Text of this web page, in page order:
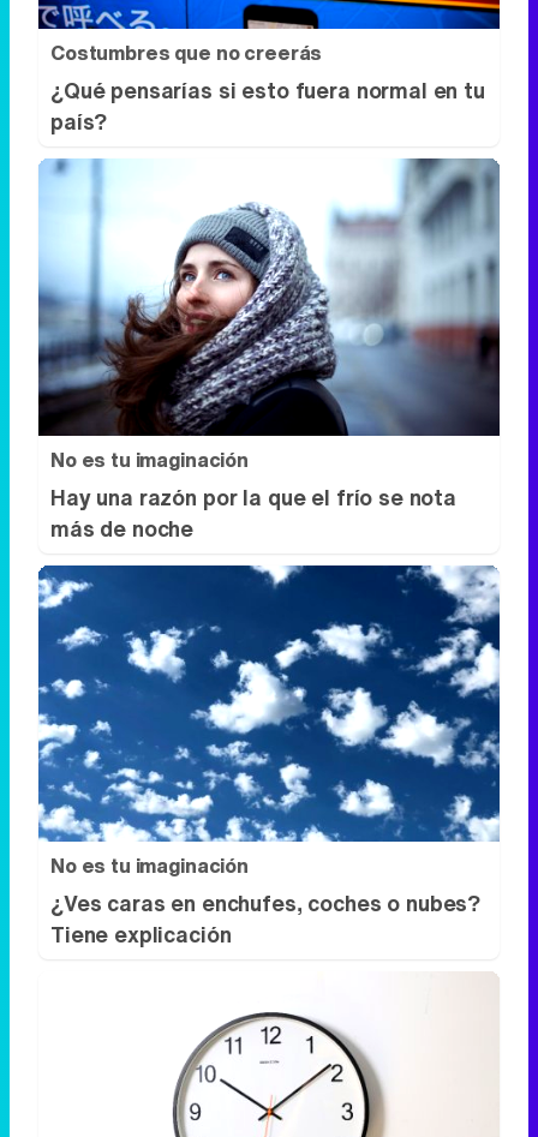
No es tu imaginación
Hay una razón por la que el frío se nota
más de noche
No es tu imaginación
¿Ves caras en enchufes, coches o nubes?
Tiene explicación
¿El tiempo vuela?